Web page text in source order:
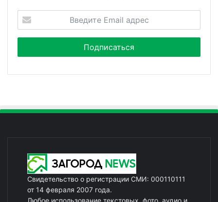
Свидетельство о регистрации СМИ: 000110111
от 14 февраля 2007 года.